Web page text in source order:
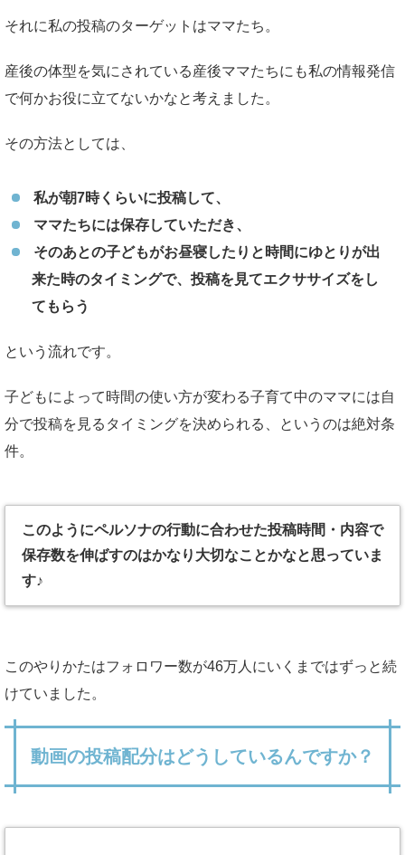
それに私の投稿のターゲットはママたち。
産後の体型を気にされている産後ママたちにも私の情報発信
で何かお役に立てないかなと考えました。
その方法としては、
私が朝7時くらいに投稿して、
ママたちには保存していただき、
そのあとの子どもがお昼寝したりと時間にゆとりが出
来た時のタイミングで、投稿を見てエクササイズをし
てもらう
という流れです。
子どもによって時間の使い方が変わる子育て中のママには自
分で投稿を見るタイミングを決められる、というのは絶対条
件。
このようにペルソナの行動に合わせた投稿時間・内容で
保存数を伸ばすのはかなり大切なことかなと思っていま
す♪
このやりかたはフォロワー数が46万人にいくまではずっと続
けていました。
動画の投稿配分はどうしているんですか？